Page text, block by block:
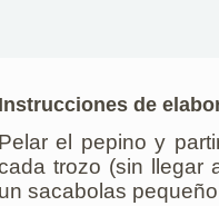
Instrucciones de
Pelar el pepino y
trozo (sin llegar
un sacabolas